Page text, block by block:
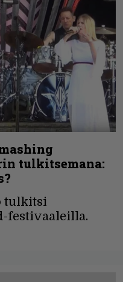
tulkitsemana:
tulkitsi
festivaaleilla.